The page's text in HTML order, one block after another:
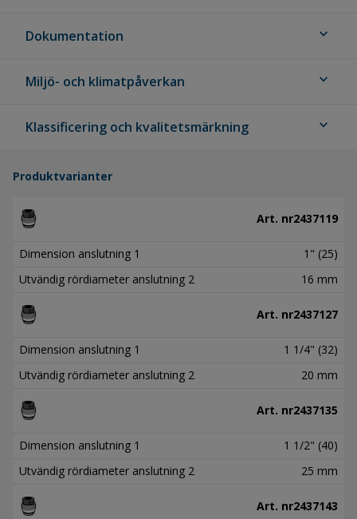
Dokumentation expand_more
Miljö- och klimatpåverkan expand_more
Klassificering och kvalitetsmärkning expand_more
Produktvarianter
Art. nr2437119
Dimension anslutning 1
1" (25)
Utvändig rördiameter anslutning 2
16 mm
Art. nr2437127
Dimension anslutning 1
1 1/4" (32)
Utvändig rördiameter anslutning 2
20 mm
Art. nr2437135
Dimension anslutning 1
1 1/2" (40)
Utvändig rördiameter anslutning 2
25 mm
Art. nr2437143